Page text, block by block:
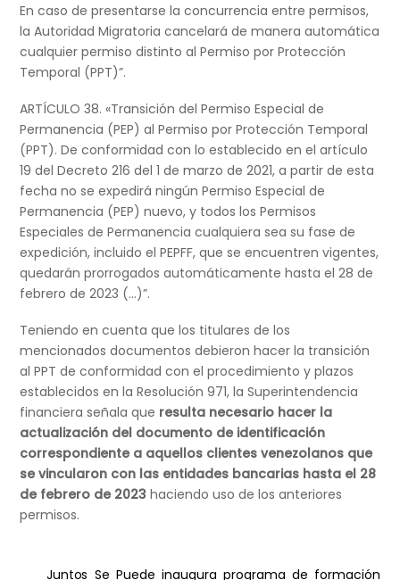
En caso de presentarse la concurrencia entre permisos,
la Autoridad Migratoria cancelará de manera automática
cualquier permiso distinto al Permiso por Protección
Temporal (PPT)”.
ARTÍCULO 38. «Transición del Permiso Especial de
Permanencia (PEP) al Permiso por Protección Temporal
(PPT). De conformidad con lo establecido en el artículo
19 del Decreto 216 del 1 de marzo de 2021, a partir de esta
fecha no se expedirá ningún Permiso Especial de
Permanencia (PEP) nuevo, y todos los Permisos
Especiales de Permanencia cualquiera sea su fase de
expedición, incluido el PEPFF, que se encuentren vigentes,
quedarán prorrogados automáticamente hasta el 28 de
febrero de 2023 (…)”.
Teniendo en cuenta que los titulares de los
mencionados documentos debieron hacer la transición
al PPT de conformidad con el procedimiento y plazos
establecidos en la Resolución 971, la Superintendencia
financiera señala que resulta necesario hacer la
actualización del documento de identificación
correspondiente a aquellos clientes venezolanos que
se vincularon con las entidades bancarias hasta el 28
de febrero de 2023 haciendo uso de los anteriores
permisos.
Juntos Se Puede inaugura programa de formación